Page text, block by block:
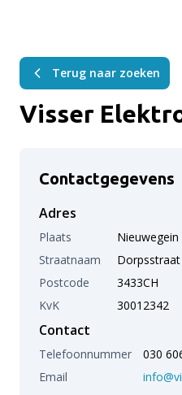
Terug naar zoeken
Visser
Contactgegevens
Adres
Plaats
Nieuwegein
Straatnaam
Postcode
3433CH
KvK
30012342
Contact
Telefoonnummer
030
Email